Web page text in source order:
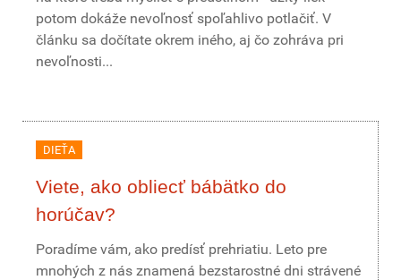
potom dokáže nevoľnosť spoľahlivo potlačiť. V
článku sa dočítate okrem iného, aj čo zohráva pri
nevoľnosti...
DIEŤA
Viete, ako obliecť bábätko do
horúčav?
Poradíme vám, ako predísť prehriatiu. Leto pre
mnohých z nás znamená bezstarostné dni strávené